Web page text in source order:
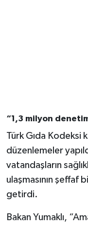
“1,3 milyon
Türk Gıda Kodeksi
düzenlemeler
vatandaşların
ulaşmasının şeffaf
getirdi.
Bakan Yumaklı,